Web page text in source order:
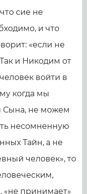
сие не
и что
«если не
и Никодим от
войти в
когда мы
Сына, не можем
несомненную
Тайн, а не
человек», то
принимает»